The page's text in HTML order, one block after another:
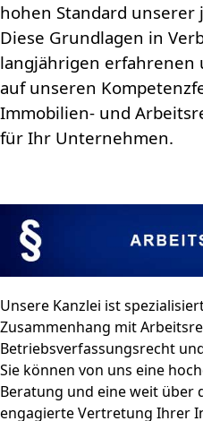
hohen Standard
Diese Grundlagen in
langjährigen erfahrenen
auf unseren
Immobilien- und
für Ihr Unternehmen.
Unsere Kanzlei ist
Zusammenhang mit
Betriebsverfassungsrecht
Sie können von uns eine
Beratung und eine weit über
engagierte Vertretung Ihrer